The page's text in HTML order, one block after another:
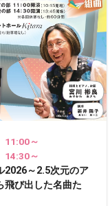
11:00～
14:30～
2026～2.5次元のア
飛び出した名曲た